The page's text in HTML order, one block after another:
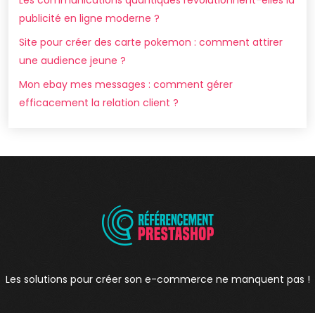
publicité en ligne moderne ?
Site pour créer des carte pokemon : comment attirer
une audience jeune ?
Mon ebay mes messages : comment gérer
efficacement la relation client ?
Les solutions pour créer son e-commerce ne manquent pas !